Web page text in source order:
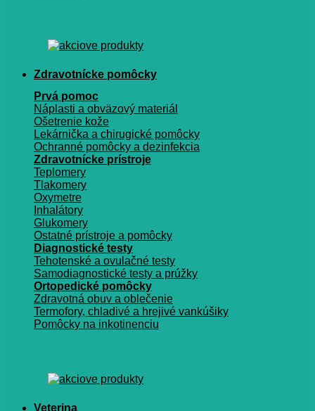
Zdravotnícke pomôcky
Prvá pomoc
Náplasti a obväzový materiál
Ošetrenie kože
Lekárnička a chirugické pomôcky
Ochranné pomôcky a dezinfekcia
Zdravotnícke prístroje
Teplomery
Tlakomery
Oxymetre
Inhalátory
Glukomery
Ostatné prístroje a pomôcky
Diagnostické testy
Tehotenské a ovulačné testy
Samodiagnostické testy a prúžky
Ortopedické pomôcky
Zdravotná obuv a oblečenie
Termofory, chladivé a hrejivé vankúšiky
Pomôcky na inkotinenciu
Veterina